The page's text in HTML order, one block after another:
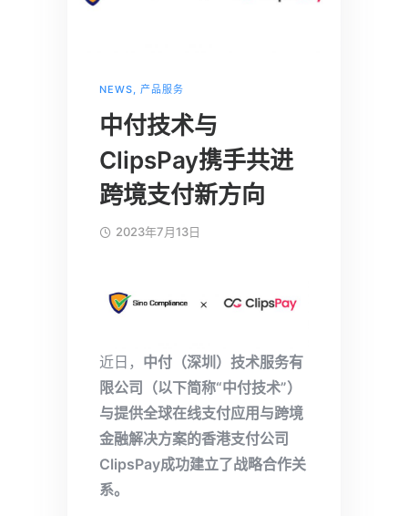
NEWS 产品服务
中付技术与
ClipsPay携手共进
跨境支付新方向
2023年7月13日
近日， 中付（深圳）技术服务有
限公司（以下简称“中付技术”）
与提供全球在线支付应用与跨境
金融解决方案的香港支付公司
ClipsPay成功建立了战略合作关
系。